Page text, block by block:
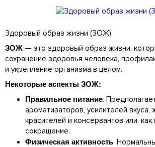
Здоровый образ жизни (ЗОЖ)
ЗОЖ — это здоровый образ жизни,
сохранение здоровья человека,
и укрепление организма в целом.
Некоторые аспекты ЗОЖ:
Правильное питание.
ароматизаторов, усилителей вкуса,
красителей и консервантов или, как
сокращение.
Физическая активность.